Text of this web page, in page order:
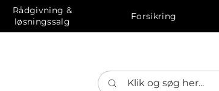
Rådgivning &
løsningssalg
Forsikring